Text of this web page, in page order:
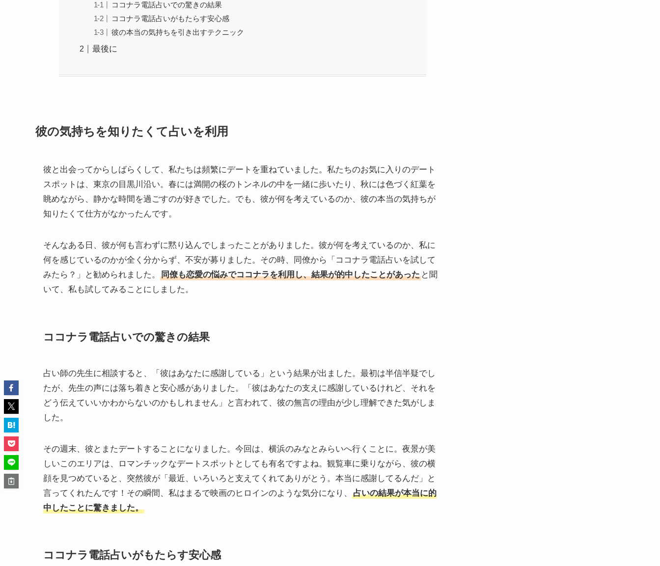
ココナラ電話占いでの驚きの結果
ココナラ電話占いがもたらす安心感
彼の本当の気持ちを引き出すテクニック
最後に
彼の気持ちを知りたくて占いを利用
彼と出会ってからしばらくして、私たちは頻繁にデートを重ねていました。私たちのお気に入りのデート
スポットは、東京の目黒川沿い。春には満開の桜のトンネルの中を一緒に歩いたり、秋には色づく紅葉を
眺めながら、静かな時間を過ごすのが好きでした。でも、彼が何を考えているのか、彼の本当の気持ちが
知りたくて仕方がなかったんです。
そんなある日、彼が何も言わずに黙り込んでしまったことがありました。彼が何を考えているのか、私に
何を感じているのかが全く分からず、不安が募りました。その時、同僚から「ココナラ電話占いを試して
みたら？」と勧められました。
同僚も恋愛の悩みでココナラを利用し、結果が的中したことがあった と聞
いて、私も試してみることにしました。
ココナラ電話占いでの驚きの結果
占い師の先生に相談すると、「彼はあなたに感謝している」という結果が出ました。最初は半信半疑でし
たが、先生の声には落ち着きと安心感がありました。「彼はあなたの支えに感謝しているけれど、それを
どう伝えていいかわからないのかもしれません」と言われて、彼の無言の理由が少し理解できた気がしま
した。
その週末、彼とまたデートすることになりました。今回は、横浜のみなとみらいへ行くことに。夜景が美
しいこのエリアは、ロマンチックなデートスポットとしても有名ですよね。観覧車に乗りながら、彼の横
顔を見つめていると、突然彼が「最近、いろいろと支えてくれてありがとう。本当に感謝してるんだ」と
言ってくれたんです！その瞬間、私はまるで映画のヒロインのような気分になり、
占いの結果が本当に的
中したことに驚きました。
ココナラ電話占いがもたらす安心感